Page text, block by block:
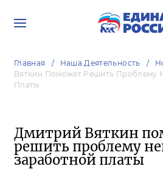
Главная Наша Деятельность
Вяткин Поможет Решить Проблему
Платы
Дмитрий Вяткин
решить проблему
заработной платы